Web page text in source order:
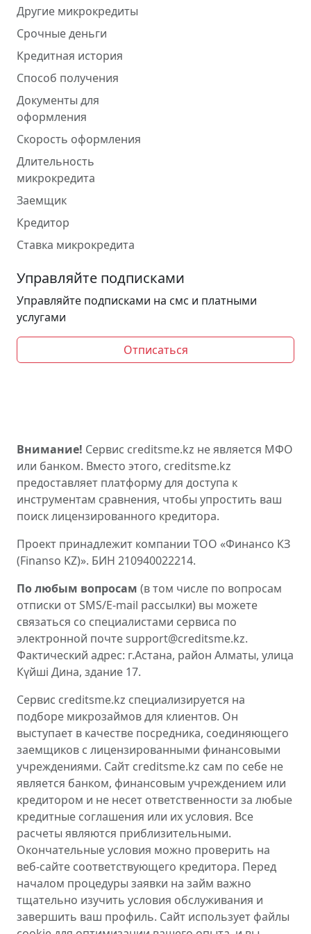
Другие микрокредиты
Срочные деньги
Кредитная история
Способ получения
Документы для
оформления
Скорость оформления
Длительность
микрокредита
Заемщик
Кредитор
Ставка микрокредита
Управляйте подписками
Управляйте подписками на смс и платными
услугами
Отписаться
Внимание! Сервис creditsme.kz не является МФО
или банком. Вместо этого, creditsme.kz
предоставляет платформу для доступа к
инструментам сравнения, чтобы упростить ваш
поиск лицензированного кредитора.
Проект принадлежит компании ТОО «Финансо КЗ
(Finanso KZ)». БИН 210940022214.
По любым вопросам (в том числе по вопросам
отписки от SMS/E-mail рассылки) вы можете
связаться со специалистами сервиса по
электронной почте support@creditsme.kz.
Фактический адрес: г.Астана, район Алматы, улица
Күйші Дина, здание 17.
Сервис creditsme.kz специализируется на
подборе микрозаймов для клиентов. Он
выступает в качестве посредника, соединяющего
заемщиков с лицензированными финансовыми
учреждениями. Сайт creditsme.kz сам по себе не
является банком, финансовым учреждением или
кредитором и не несет ответственности за любые
кредитные соглашения или их условия. Все
расчеты являются приблизительными.
Окончательные условия можно проверить на
веб-сайте соответствующего кредитора. Перед
началом процедуры заявки на займ важно
тщательно изучить условия обслуживания и
завершить ваш профиль. Сайт использует файлы